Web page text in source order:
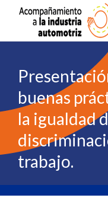
buenas
la igualdad
trabajo.